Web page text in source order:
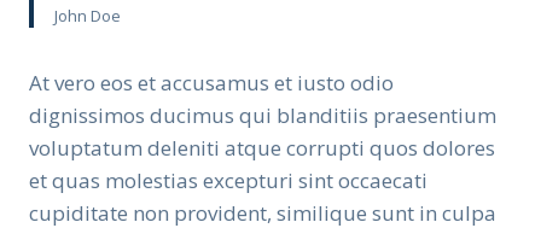
John Doe
At vero eos et accusamus et iusto odio
dignissimos ducimus qui blanditiis praesentium
voluptatum deleniti atque corrupti quos dolores
et quas molestias excepturi sint occaecati
cupiditate non provident, similique sunt in culpa